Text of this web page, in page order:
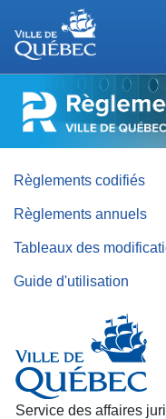
RÈGLEMENTS
DE
QUÉBEC
Règlements codifiés
Règlements annuels
Tableaux des
Guide d'utilisation
Service des affaires